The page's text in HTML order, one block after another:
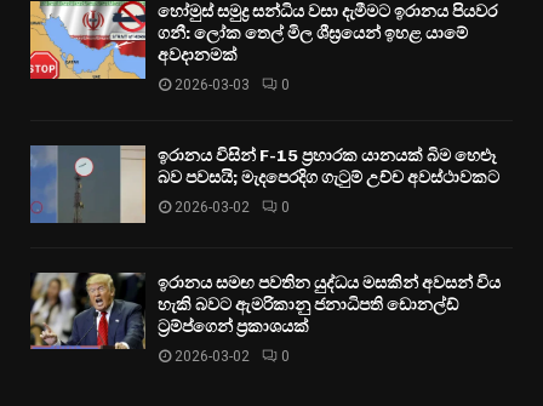
හෝමුස් සමුද්‍ර සන්ධිය වසා දැමීමට ඉරානය පියවර
ගනී: ලෝක තෙල් මිල ශීඝ්‍රයෙන් ඉහළ යාමේ
අවදානමක්
2026-03-03 0
ඉරානය විසින් F-15 ප්‍රහාරක යානයක් බිම හෙළූ
බව පවසයි; මැදපෙරදිග ගැටුම් උච්ච අවස්ථාවකට
2026-03-02 0
ඉරානය සමඟ පවතින යුද්ධය මසකින් අවසන් විය
හැකි බවට ඇමරිකානු ජනාධිපති ඩොනල්ඩ්
ට්‍රම්ප්ගෙන් ප්‍රකාශයක්
2026-03-02 0